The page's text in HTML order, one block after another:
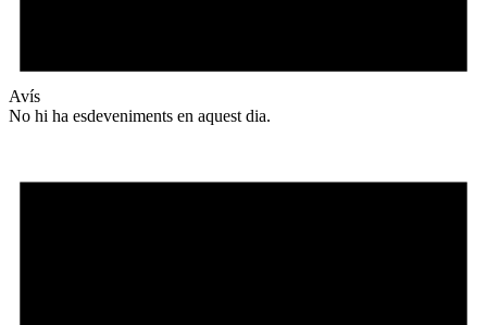
Avís
No hi ha esdeveniments en aquest dia.